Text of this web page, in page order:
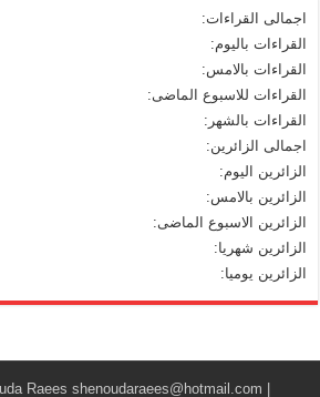
اجمالى القراءات:
القراءات باليوم:
القراءات بالامس:
القراءات للاسبوع الماضى:
القراءات بالشهر:
اجمالى الزائرين:
الزائرين اليوم:
الزائرين بالامس:
الزائرين الاسبوع الماضى:
الزائرين شهريا:
الزائرين يوميا:
| Designed by
Raees shenoudaraees@hotmail.com